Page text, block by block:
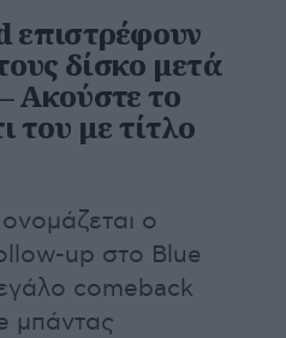
επιστρέφουν
δίσκο μετά
Ακούστε το
του με τίτλο
ο
up στο Blue
comeback
μπάντας